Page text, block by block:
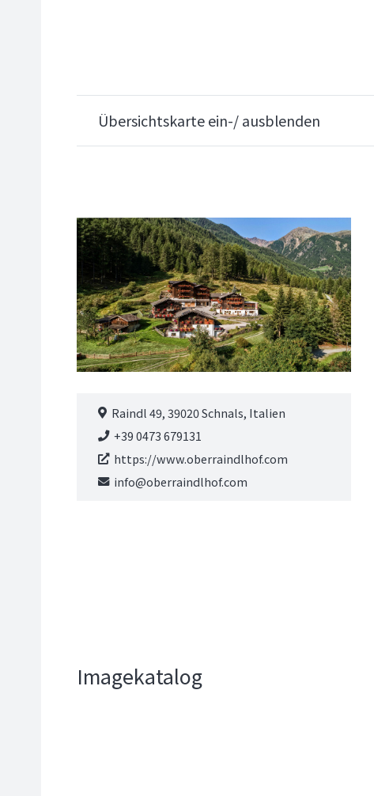
Übersichtskarte ein-/ ausblenden
Raindl 49, 39020 Schnals, Italien
+39 0473 679131
https://www.oberraindlhof.com
info@oberraindlhof.com
Imagekatalog